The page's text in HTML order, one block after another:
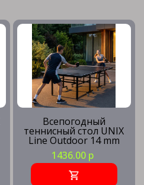
Всепогодный
теннисный стол UNIX
Line Outdoor 14 mm
SMC, Grey
1436.00 р